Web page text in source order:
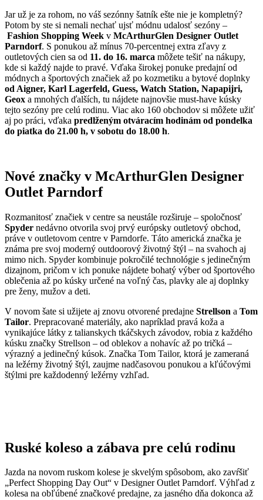
Jar už je za rohom, no váš sezónny šatník ešte nie je kompletný?
Potom by ste si nemali nechať ujsť módnu udalosť sezóny –
Fashion Shopping Week v McArthurGlen Designer Outlet
Parndorf. S ponukou až mínus 70-percentnej extra zľavy z
outletových cien sa od 11. do 16. marca môžete tešiť na nákupy,
kde si každý najde to pravé. Vďaka širokej ponuke predajní od
módnych a športových značiek až po kozmetiku a bytové doplnky
od Aigner, Karl Lagerfeld, Guess, Watch Station, Napapijri,
Geox a mnohých ďalších, tu nájdete najnovšie must-have kúsky
tejto sezóny pre celú rodinu. Viac ako 160 obchodov si môžete užiť
aj po práci, vďaka predlženým otváracím hodinám od pondelka
do piatka do 21.00 h, v sobotu do 18.00 h.
Nové značky v McArthurGlen Designer
Outlet Parndorf
Rozmanitosť značiek v centre sa neustále rozširuje – spoločnosť
Spyder nedávno otvorila svoj prvý európsky outletový obchod,
práve v outletovom centre v Parndorfe. Táto americká značka je
známa pre svoj moderný outdoorový životný štýl – na svahoch aj
mimo nich. Spyder kombinuje pokročilé technológie s jedinečným
dizajnom, pričom v ich ponuke nájdete bohatý výber od športového
oblečenia až po kúsky určené na voľný čas, plavky ale aj doplnky
pre ženy, mužov a deti.
V novom šate si užijete aj znovu otvorené predajne Strellson a Tom
Tailor. Prepracované materiály, ako napríklad pravá koža a
vynikajúce látky z talianskych tkáčskych závodov, robia z každého
kúsku značky Strellson – od oblekov a nohavíc až po tričká –
výrazný a jedinečný kúsok. Značka Tom Tailor, ktorá je zameraná
na ležérny životný štýl, zaujme nadčasovou ponukou a kľúčovými
štýlmi pre každodenný ležérny vzhľad.
Ruské koleso a zábava pre celú rodinu
Jazda na novom ruskom kolese je skvelým spôsobom, ako zavŕšiť
„Perfect Shopping Day Out“ v Designer Outlet Parndorf. Výhľad z
kolesa na obľúbené značkové predajne, za jasného dňa dokonca až